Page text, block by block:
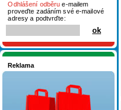
Odhlášení odběru e-mailem
proveďte zadáním své e-mailové
adresy a podtvrďte:
Reklama